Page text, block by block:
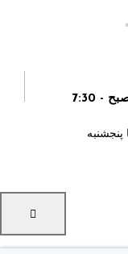
7:30 صبح - 7:30
پنجشنبه